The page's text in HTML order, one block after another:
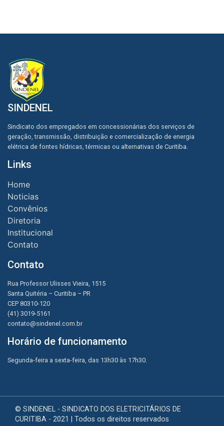
SINDENEL
Sindicato dos empregados em concessionárias dos serviços de
geração, transmissão, distribuição e comercialização de energia
elétrica de fontes hídricas, térmicas ou alternativas de Curitiba.
Links
Home
Noticias
Convênios
Diretoria
Institucional
Contato
Contato
Rua Professor Ulisses Vieira, 1515
Santa Quitéria – Curitiba – PR
CEP 80310-120
(41) 3019-5161
contato@sindenel.com.br
Horário de funcionamento
Segunda-feira a sexta-feira, das 13h30 às 17h30.
© SINDENEL - SINDICATO DOS ELETRICITÁRIOS DE
CURITIBA - 2021 | Todos os direitos reservados